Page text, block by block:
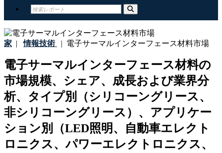
家 | 情報技術 | 電子サーマルインターフェース材料市場
電子サーマルインターフェース材料の
市場規模、シェア、成長および業界分
析、タイプ別（シリコーングリース、
非シリコーングリース）、アプリケー
ション別（LED照明、自動車エレクト
ロニクス、パワーエレクトロニクス、